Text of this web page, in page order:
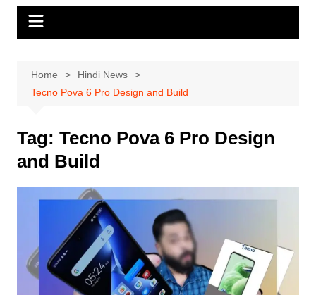
Home
Hindi News
Tecno Pova 6 Pro Design and Build
Tag: Tecno Pova 6 Pro Design
and Build